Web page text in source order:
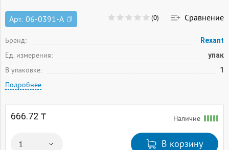
Арт: 06-0391-A (0) Сравнение
Бренд: Rexant
Ед. измерения: упак
В упаковке: 1
Подробнее
666.72 ₸ Наличие
В корзину